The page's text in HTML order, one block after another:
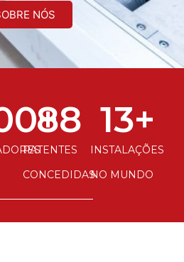
NÓS
+
PATENTES
CONCEDIDAS
88
INSTALAÇÕES
NO MUNDO
13+